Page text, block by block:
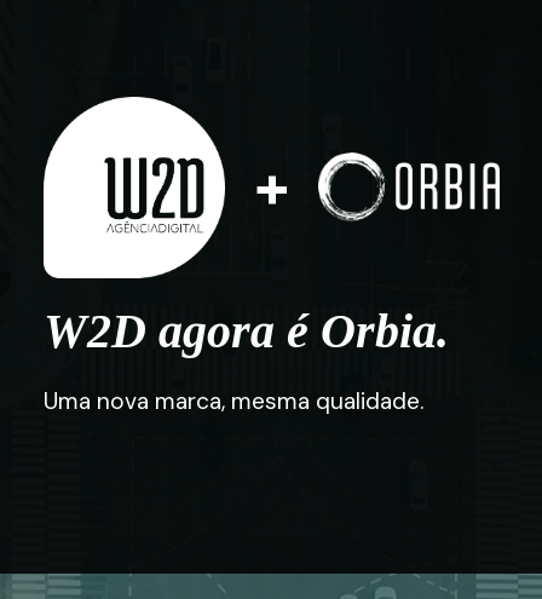
+
W2D agora é Orbia.
Uma nova marca, mesma qualidade.